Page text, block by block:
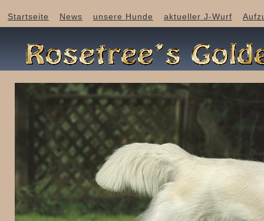
Startseite News unsere Hunde aktueller J-Wurf